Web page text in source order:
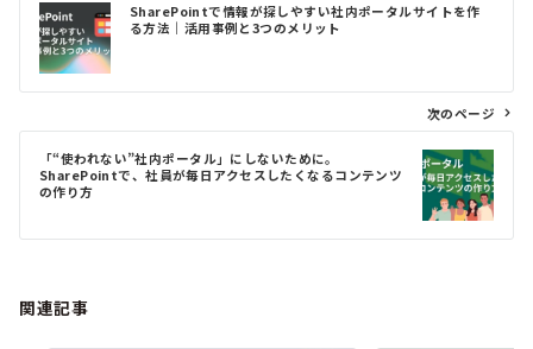
ゲ
ー
SharePointで情報が探しやすい社内ポータルサイトを作
る方法｜活用事例と3つのメリット
次のページ
「“使われない”社内ポータル」にしないために。
SharePointで、社員が毎日アクセスしたくなるコンテンツ
の作り方
関連記事